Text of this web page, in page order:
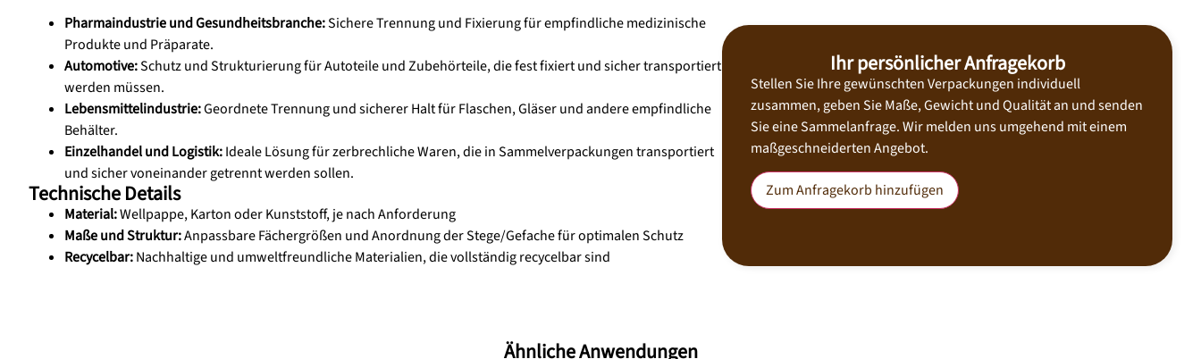
Pharmaindustrie und Gesundheitsbranche:Sichere Trennung und Fixierung für empfindliche medizinische
Produkte und Präparate.
Automotive:Schutz und Strukturierung für Autoteile und Zubehörteile, die fest fixiert und sicher transportiert
werden müssen.
Lebensmittelindustrie:Geordnete Trennung und sicherer Halt für Flaschen, Gläser und andere empfindliche
Behälter.
Einzelhandel und Logistik:Ideale Lösung für zerbrechliche Waren, die in Sammelverpackungen transportiert
und sicher voneinander getrennt werden sollen.
Technische Details
Material:Wellpappe, Karton oder Kunststoff, je nach Anforderung
Maße und Struktur:Anpassbare Fächergrößen und Anordnung der Stege/Gefache für optimalen Schutz
Recycelbar:Nachhaltige und umweltfreundliche Materialien, die vollständig recycelbar sind
Ihr persönlicher Anfragekorb
Stellen Sie Ihre gewünschten Verpackungen individuell
zusammen, geben Sie Maße, Gewicht und Qualität an und senden
Sie eine Sammelanfrage. Wir melden uns umgehend mit einem
maßgeschneiderten Angebot.
Zum Anfragekorb hinzufügen
Ähnliche Anwendungen